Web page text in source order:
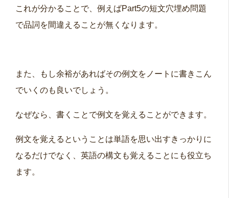
これが分かることで、例えばPart5の短文穴埋め問題
で品詞を間違えることが無くなります。
また、もし余裕があればその例文をノートに書きこん
でいくのも良いでしょう。
なぜなら、書くことで例文を覚えることができます。
例文を覚えるということは単語を思い出すきっかりに
なるだけでなく、英語の構文も覚えることにも役立ち
ます。